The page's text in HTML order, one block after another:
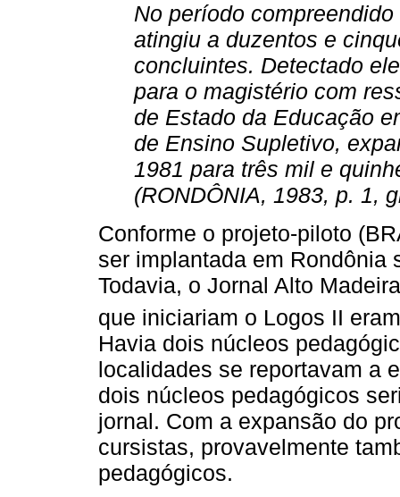
No período
atingiu a duzentos e
concluintes. Detectado
para o magistério com
de Estado da Educação
de Ensino Supletivo,
1981 para três mil e
(RONDÔNIA, 1983, p. 1,
Conforme o projeto-piloto
ser implantada em Rondônia
Todavia, o Jornal Alto
que iniciariam o Logos II
Havia dois núcleos
localidades se reportavam a
dois núcleos pedagógicos
jornal. Com a expansão do
cursistas, provavelmente
pedagógicos.